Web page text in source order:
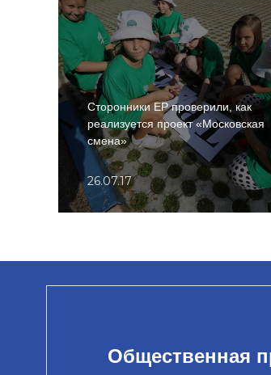
Сторонники ЕР проверили, как
реализуется проект «Московская
смена»
26.07.17
Общественная